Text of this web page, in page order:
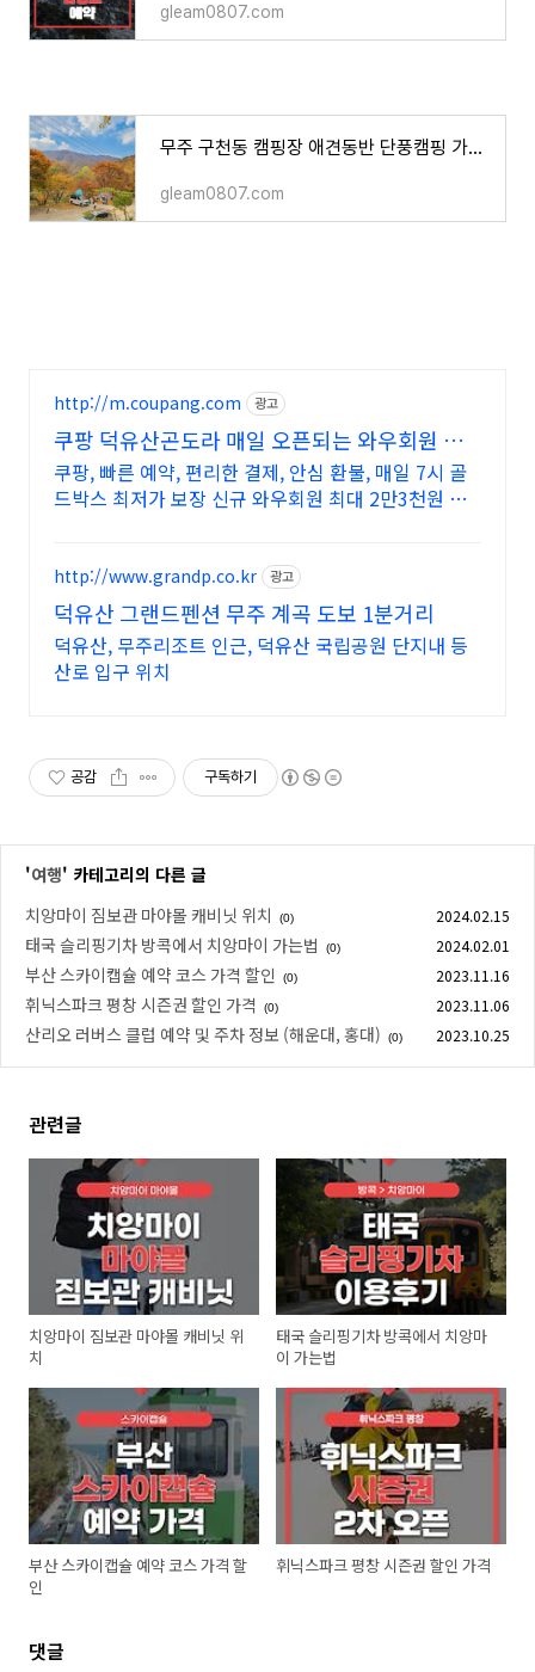
gleam0807.com
무주 구천동 캠핑장 애견동반 단풍캠핑 가능한 곳
gleam0807.com
http://m.coupang.com 광고
쿠팡 덕유산곤도라 매일 오픈되는 와우회원 특
가
쿠팡, 빠른 예약, 편리한 결제, 안심 환불, 매일 7시 골
드박스 최저가 보장 신규 와우회원 최대 2만3천원 쿠
http://www.grandp.co.kr 광고
덕유산 그랜드펜션 무주 계곡 도보 1분거리
덕유산, 무주리조트 인근, 덕유산 국립공원 단지내 등
산로 입구 위치
공감 구독하기
'여행' 카테고리의 다른 글
치앙마이 짐보관 마야몰 캐비닛 위치
(0) 2024.02.15
태국 슬리핑기차 방콕에서 치앙마이 가는법 (0) 2024.02.01
부산 스카이캡슐 예약 코스 가격 할인 (0) 2023.11.16
휘닉스파크 평창 시즌권 할인 가격 (0) 2023.11.06
산리오 러버스 클럽 예약 및 주차 정보 (해운대, 홍대) (0) 2023.10.25
관련글
치앙마이 짐보관 마야몰 캐비닛 위
치
태국 슬리핑기차 방콕에서 치앙마
이 가는법
부산 스카이캡슐 예약 코스 가격 할
인
휘닉스파크 평창 시즌권 할인 가격
댓글